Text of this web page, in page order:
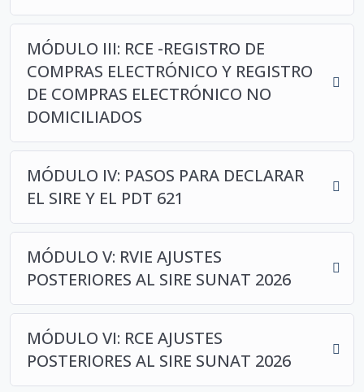
ámbito agroindustrial, atendiendo fiscalizaciones
de la SUNAT y gestionando procesos de
determinación tributaria. Ha presidido el Comité
de Tributación del Colegio de Contadores Públicos
de La Libertad y se desempeña como consultor en
temas fiscales. Es egresado en la Maestría en
Tributación y Auditoría por la Universidad Nacional
de Trujillo, con formación especializada en NIIF
por ESAN. Asimismo, ejerce como docente y
capacitador en reconocidas instituciones del país.
MÓDULO III: RCE -REGISTRO DE
COMPRAS ELECTRÓNICO Y REGISTRO
DE COMPRAS ELECTRÓNICO NO
DOMICILIADOS
MÓDULO IV: PASOS PARA DECLARAR
EL SIRE Y EL PDT 621
MÓDULO V: RVIE AJUSTES
POSTERIORES AL SIRE SUNAT 2026
MÓDULO VI: RCE AJUSTES
POSTERIORES AL SIRE SUNAT 2026